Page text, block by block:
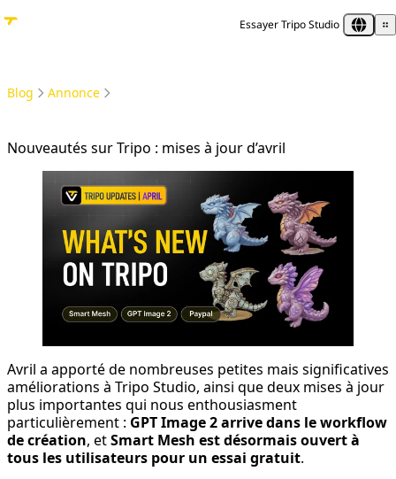
Essayer Tripo Studio
Blog Annonce
Nouveautés sur Tripo : mises à jour d’avril
Avril a apporté de nombreuses petites mais significatives
améliorations à Tripo Studio, ainsi que deux mises à jour
plus importantes qui nous enthousiasment
particulièrement : GPT Image 2 arrive dans le workflow
de création, etSmart Mesh est désormais ouvert à
tous les utilisateurs pour un essai gratuit.